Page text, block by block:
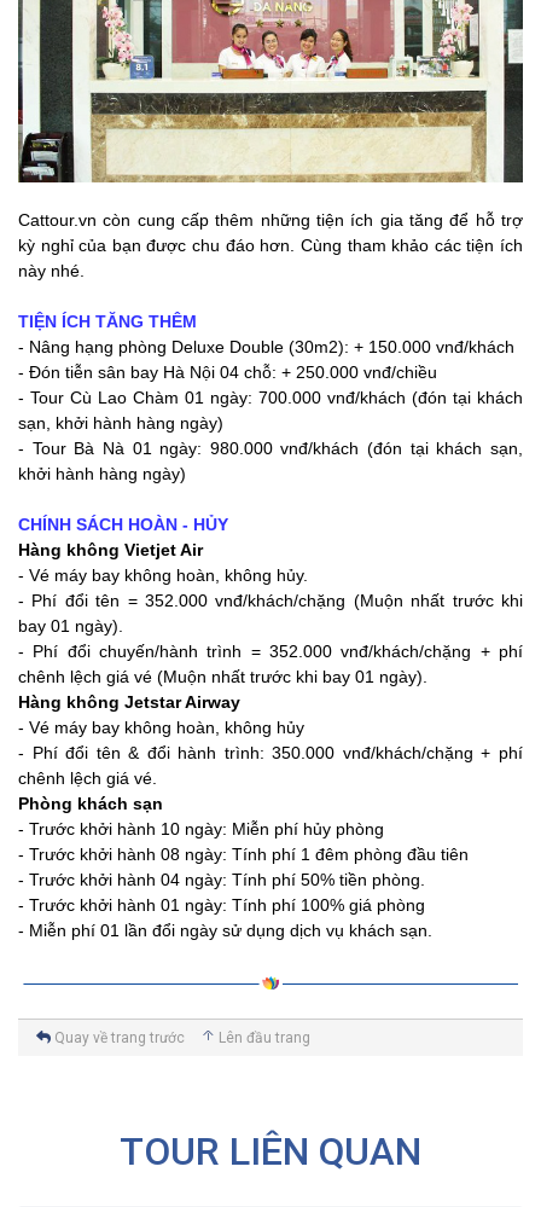
Cattour.vn còn cung cấp thêm những tiện ích gia tăng để hỗ trợ
kỳ nghỉ của bạn được chu đáo hơn. Cùng tham khảo các tiện ích
này nhé.
TIỆN ÍCH TĂNG THÊM
- Nâng hạng phòng Deluxe Double (30m2): + 150.000 vnđ/khách
- Đón tiễn sân bay Hà Nội 04 chỗ: + 250.000 vnđ/chiều
- Tour Cù Lao Chàm 01 ngày: 700.000 vnđ/khách (đón tại khách
sạn, khởi hành hàng ngày)
- Tour Bà Nà 01 ngày: 980.000 vnđ/khách (đón tại khách sạn,
khởi hành hàng ngày)
CHÍNH SÁCH HOÀN - HỦY
Hàng không Vietjet Air
- Vé máy bay không hoàn, không hủy.
- Phí đổi tên = 352.000 vnđ/khách/chặng (Muộn nhất trước khi
bay 01 ngày).
- Phí đổi chuyến/hành trình = 352.000 vnđ/khách/chặng + phí
chênh lệch giá vé (Muộn nhất trước khi bay 01 ngày).
Hàng không Jetstar Airway
- Vé máy bay không hoàn, không hủy
- Phí đổi tên & đổi hành trình: 350.000 vnđ/khách/chặng + phí
chênh lệch giá vé.
Phòng khách sạn
- Trước khởi hành 10 ngày: Miễn phí hủy phòng
- Trước khởi hành 08 ngày: Tính phí 1 đêm phòng đầu tiên
- Trước khởi hành 04 ngày: Tính phí 50% tiền phòng.
- Trước khởi hành 01 ngày: Tính phí 100% giá phòng
- Miễn phí 01 lần đổi ngày sử dụng dịch vụ khách sạn.
Quay về trang trước Lên đầu trang
TOUR LIÊN QUAN